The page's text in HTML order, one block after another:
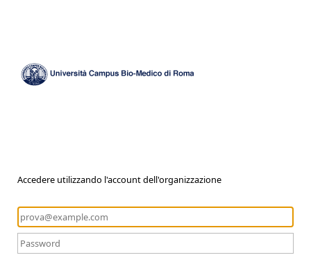
Accedere utilizzando l'account dell'organizzazione